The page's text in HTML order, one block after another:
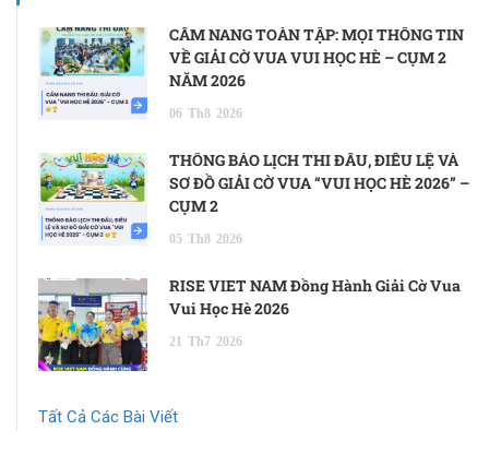
CẨM NANG TOÀN TẬP: MỌI THÔNG TIN
VỀ GIẢI CỜ VUA VUI HỌC HÈ – CỤM 2
NĂM 2026
06 Th8 2026
THÔNG BÁO LỊCH THI ĐẤU, ĐIỀU LỆ VÀ
SƠ ĐỒ GIẢI CỜ VUA “VUI HỌC HÈ 2026” –
CỤM 2
05 Th8 2026
RISE VIET NAM Đồng Hành Giải Cờ Vua
Vui Học Hè 2026
21 Th7 2026
Tất Cả Các Bài Viết